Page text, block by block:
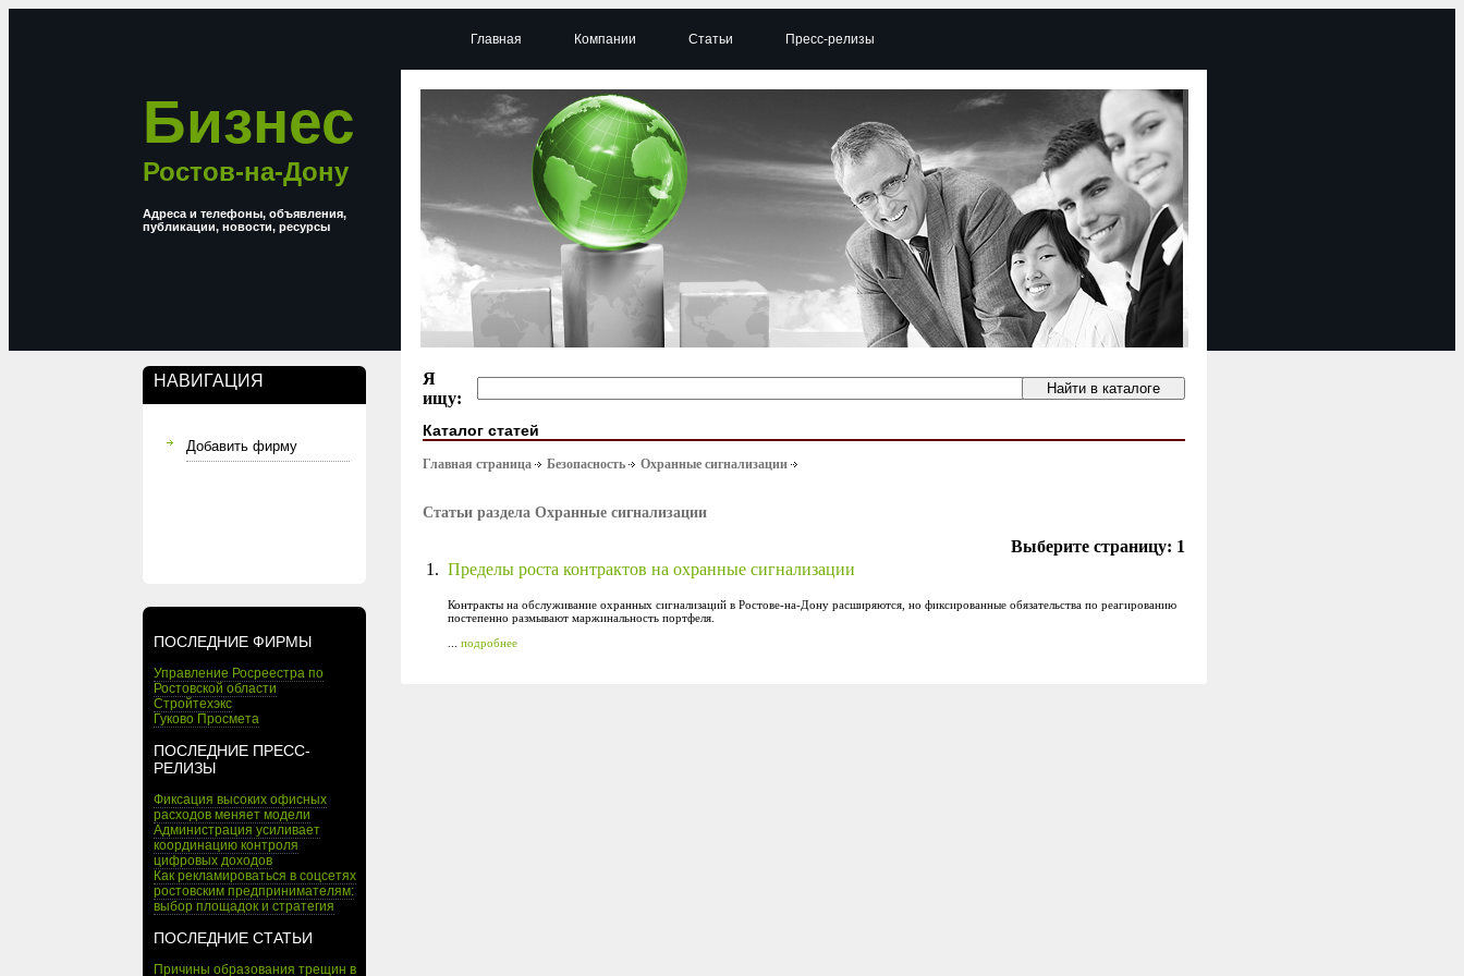
Бизнес
Ростов-на-Дону
Адреса и телефоны, объявления,
публикации, новости, ресурсы
НАВИГАЦИЯ
Добавить фирму
ПОСЛЕДНИЕ ФИРМЫ
Управление Росреестра по
Ростовской области
Стройтехэкс
Гуково Просмета
ПОСЛЕДНИЕ ПРЕСС-
РЕЛИЗЫ
Фиксация высоких офисных
расходов меняет модели
Администрация усиливает
координацию контроля
цифровых доходов
Как рекламироваться в соцсетях
ростовским предпринимателям:
выбор площадок и стратегия
ПОСЛЕДНИЕ СТАТЬИ
Причины образования трещин в
Главная Компании Статьи Пресс-релизы
Я
ищу:
Каталог статей
Главная страница Безопасность Охранные сигнализации
Статьи раздела Охранные сигнализации
Выберите страницу: 1
1. Пределы роста контрактов на охранные сигнализации
Контракты на обслуживание охранных сигнализаций в Ростове-на-Дону расширяются, но фиксированные обязательства по реагированию
постепенно размывают маржинальность портфеля.
подробнее